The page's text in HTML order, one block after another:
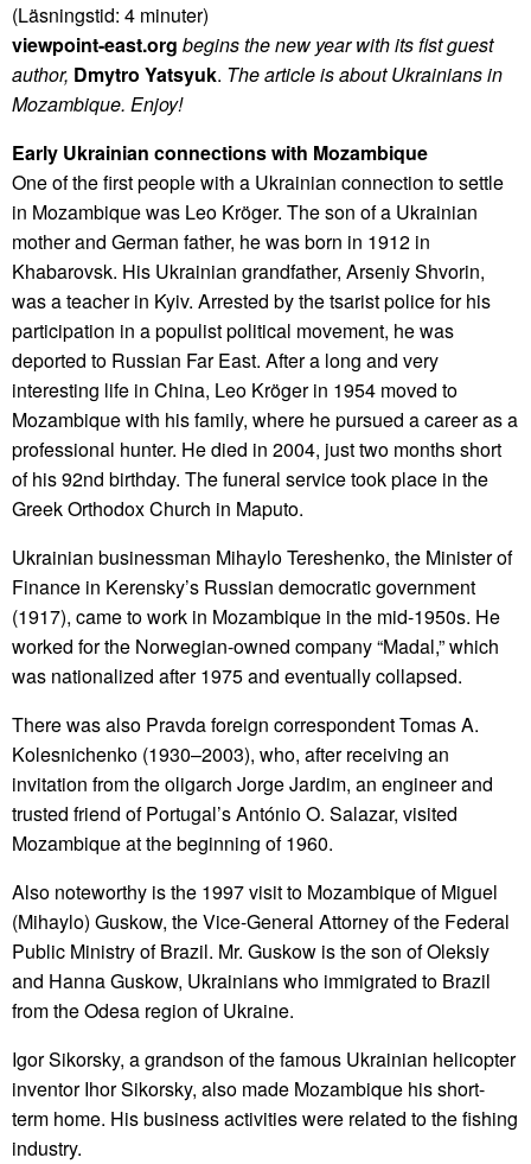
(Läsningstid: 4 minuter)
viewpoint-east.org begins the new year with its fist guest
author, Dmytro Yatsyuk. The article is about Ukrainians in
Mozambique. Enjoy!
Early Ukrainian connections with Mozambique
One of the first people with a Ukrainian connection to settle
in Mozambique was Leo Kröger. The son of a Ukrainian
mother and German father, he was born in 1912 in
Khabarovsk. His Ukrainian grandfather, Arseniy Shvorin,
was a teacher in Kyiv. Arrested by the tsarist police for his
participation in a populist political movement, he was
deported to Russian Far East. After a long and very
interesting life in China, Leo Kröger in 1954 moved to
Mozambique with his family, where he pursued a career as a
professional hunter. He died in 2004, just two months short
of his 92nd birthday. The funeral service took place in the
Greek Orthodox Church in Maputo.
Ukrainian businessman Mihaylo Tereshenko, the Minister of
Finance in Kerensky’s Russian democratic government
(1917), came to work in Mozambique in the mid-1950s. He
worked for the Norwegian-owned company “Madal,” which
was nationalized after 1975 and eventually collapsed.
There was also Pravda foreign correspondent Tomas A.
Kolesnichenko (1930–2003), who, after receiving an
invitation from the oligarch Jorge Jardim, an engineer and
trusted friend of Portugal’s António O. Salazar, visited
Mozambique at the beginning of 1960.
Also noteworthy is the 1997 visit to Mozambique of Miguel
(Mihaylo) Guskow, the Vice-General Attorney of the Federal
Public Ministry of Brazil. Mr. Guskow is the son of Oleksiy
and Hanna Guskow, Ukrainians who immigrated to Brazil
from the Odesa region of Ukraine.
Igor Sikorsky, a grandson of the famous Ukrainian helicopter
inventor Ihor Sikorsky, also made Mozambique his short-
term home. His business activities were related to the fishing
industry.